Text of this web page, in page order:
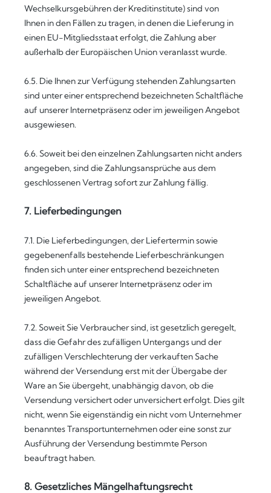
Wechselkursgebühren der Kreditinstitute)sind von
Ihnen in den Fällen zu tragen, in denen die Lieferung in
einen EU-Mitgliedsstaat erfolgt, die Zahlung aber
außerhalb der Europäischen Union veranlasst wurde.
6.5. Die Ihnen zur Verfügung stehenden Zahlungsarten
sind unter einer entsprechend bezeichneten Schaltfläche
auf unserer Internetpräsenz oder im jeweiligen Angebot
ausgewiesen.
6.6. Soweit bei den einzelnen Zahlungsarten nicht anders
angegeben, sind die Zahlungsansprüche aus dem
geschlossenen Vertrag sofort zur Zahlung fällig.
7. Lieferbedingungen
7.1. Die Lieferbedingungen, der Liefertermin sowie
gegebenenfalls bestehende Lieferbeschränkungen
finden sich unter einer entsprechend bezeichneten
Schaltfläche auf unserer Internetpräsenz oder im
jeweiligen Angebot.
7.2. Soweit Sie Verbraucher sind, ist gesetzlich geregelt,
dass die Gefahr des zufälligen Untergangs und der
zufälligen Verschlechterung der verkauften Sache
während der Versendung erst mit der Übergabe der
Ware an Sie übergeht, unabhängig davon, ob die
Versendung versichert oder unversichert erfolgt. Dies gilt
nicht, wenn Sie eigenständig ein nicht vom Unternehmer
benanntes Transportunternehmen oder eine sonst zur
Ausführung der Versendung bestimmte Person
beauftragt haben.
8. Gesetzliches Mängelhaftungsrecht